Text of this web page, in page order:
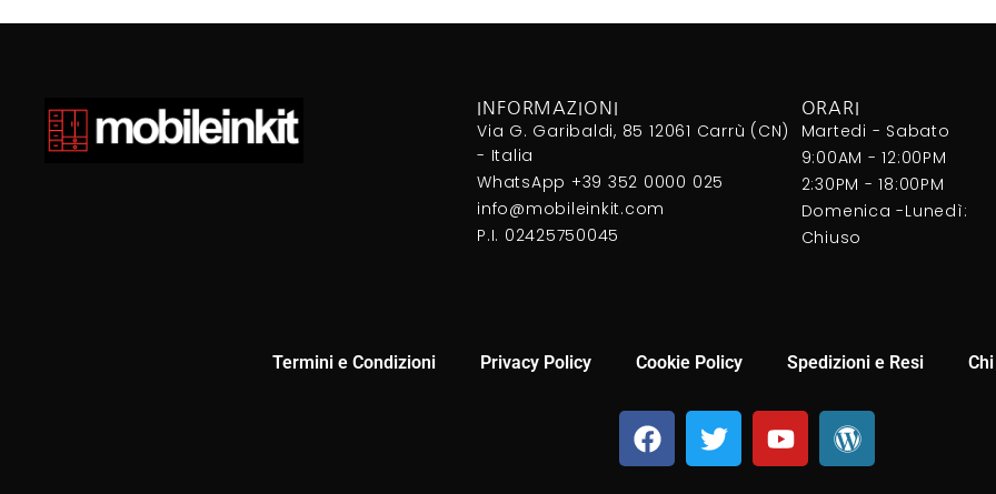
INFORMAZIONI
Via G. Garibaldi, 85 12061 Carrù (CN)
- Italia
WhatsApp +39 352 0000 025
info@mobileinkit.com
P.I. 02425750045
ORARI
Martedi - Sabato
9:00AM - 12:00PM
2:30PM - 18:00PM
Domenica -Lunedì:
Chiuso
Termini e Condizioni Privacy Policy Cookie Policy Spedizioni e Resi